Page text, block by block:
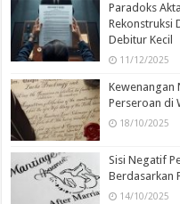
Paradoks
Rekonstruksi
Debitur Kecil
11/12/2025
Kewenangan
Perseroan di
18/10/2025
Sisi Negatif
Berdasarkan
14/10/2025